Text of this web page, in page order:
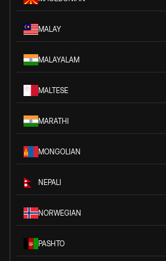
MALAY
MALAYALAM
MALTESE
MARATHI
MONGOLIAN
NEPALI
NORWEGIAN
PASHTO